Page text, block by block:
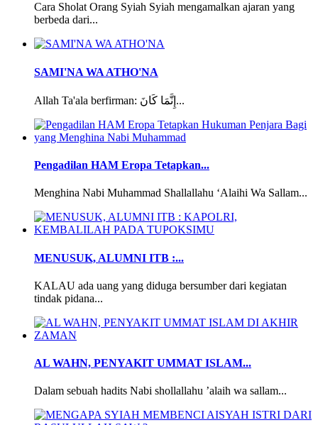
Cara Sholat Orang Syiah Syiah mengamalkan ajaran yang
berbeda dari...
SAMI'NA WA ATHO'NA
Allah Ta'ala berfirman: إِنَّمَا كَانَ...
Pengadilan HAM Eropa Tetapkan...
Menghina Nabi Muhammad Shallallahu ‘Alaihi Wa Sallam...
MENUSUK, ALUMNI ITB :...
KALAU ada uang yang diduga bersumber dari kegiatan
tindak pidana...
AL WAHN, PENYAKIT UMMAT ISLAM...
Dalam sebuah hadits Nabi shollallahu ’alaih wa sallam...